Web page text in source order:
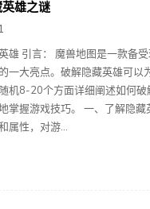
雄之谜
雄 引言： 魔兽地图是一款备受
一大亮点。破解隐藏英雄可以
机8-20个方面详细阐述如何
掌握游戏技巧。 一、了解隐藏
属性，对游...